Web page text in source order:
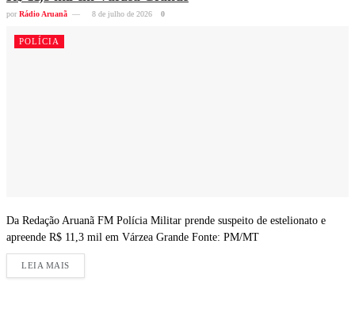
por Rádio Aruanã 8 de julho de 2026 0
POLÍCIA
Da Redação Aruanã FM Polícia Militar prende suspeito de estelionato e
apreende R$ 11,3 mil em Várzea Grande Fonte: PM/MT
LEIA MAIS